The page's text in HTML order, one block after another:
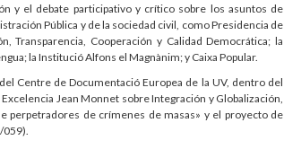
y el debate participativo y crítico sobre los asuntos de
Pública y de la sociedad civil, como Presidencia de
Transparencia, Cooperación y Calidad Democrática; la
la Institució Alfons el Magnànim; y Caixa Popular.
Centre de Documentació Europea de la UV, dentro del
Jean Monnet sobre Integración y Globalización,
perpetradores de crímenes de masas» y el proyecto de